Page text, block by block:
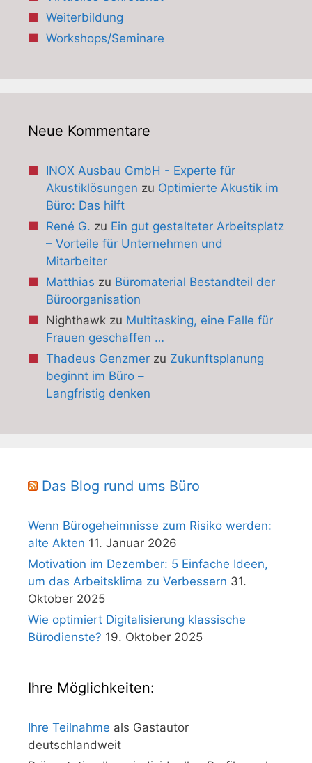
Weiterbildung
Workshops/Seminare
Neue Kommentare
INOX Ausbau GmbH - Experte für
Akustiklösungen zu Optimierte Akustik im
Büro: Das hilft
René G. zu Ein gut gestalteter Arbeitsplatz
– Vorteile für Unternehmen und
Mitarbeiter
Matthias zu Büromaterial Bestandteil der
Büroorganisation
Nighthawkzu Multitasking, eine Falle für
Frauen geschaffen …
Thadeus Genzmerzu Zukunftsplanung
beginnt im Büro –
Langfristig denken
Das Blog rund ums Büro
Wenn Bürogeheimnisse zum Risiko werden:
alte Akten 11. Januar 2026
Motivation im Dezember: 5 Einfache Ideen,
um das Arbeitsklima zu Verbessern 31.
Oktober 2025
Wie optimiert Digitalisierung klassische
Bürodienste? 19. Oktober 2025
Ihre Möglichkeiten:
Ihre Teilnahme als Gastautor
deutschlandweit